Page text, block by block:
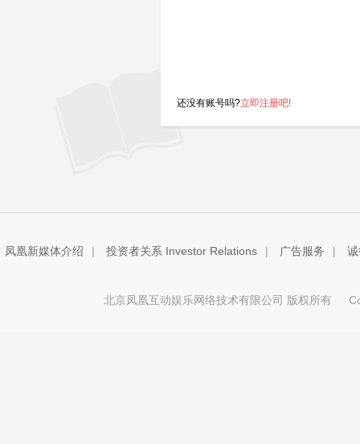
还没有账号吗?立即注册吧!
凤凰新媒体介绍 | 投资者关系 Investor Relations | 广告服务 |
北京凤凰互动娱乐网络技术有限公司 版权所有